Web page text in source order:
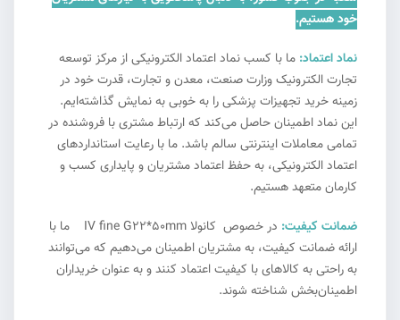
خود هستیم.
نماد اعتماد: ما با کسب نماد اعتماد الکترونیکی از مرکز توسعه
تجارت الکترونیک وزارت صنعت، معدن و تجارت، قدرت خود در
زمینه خرید تجهیزات پزشکی را به خوبی به نمایش گذاشته‌ایم.
این نماد اطمینان حاصل می‌کند که ارتباط مشتری با فروشنده در
تمامی معاملات اینترنتی سالم باشد. ما با رعایت استانداردهای
اعتماد الکترونیکی، به حفظ اعتماد مشتریان و پایداری کسب و
کارمان متعهد هستیم.
ضمانت کیفیت:
در خصوص کانولا IV fine G22*50mm ما با
ارائه ضمانت کیفیت، به مشتریان اطمینان می‌دهیم که می‌توانند
به راحتی به کالاهای با کیفیت اعتماد کنند و به عنوان خریداران
اطمینان‌بخش شناخته شوند.